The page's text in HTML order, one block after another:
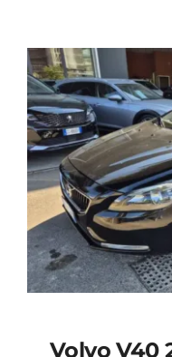
Volvo V40